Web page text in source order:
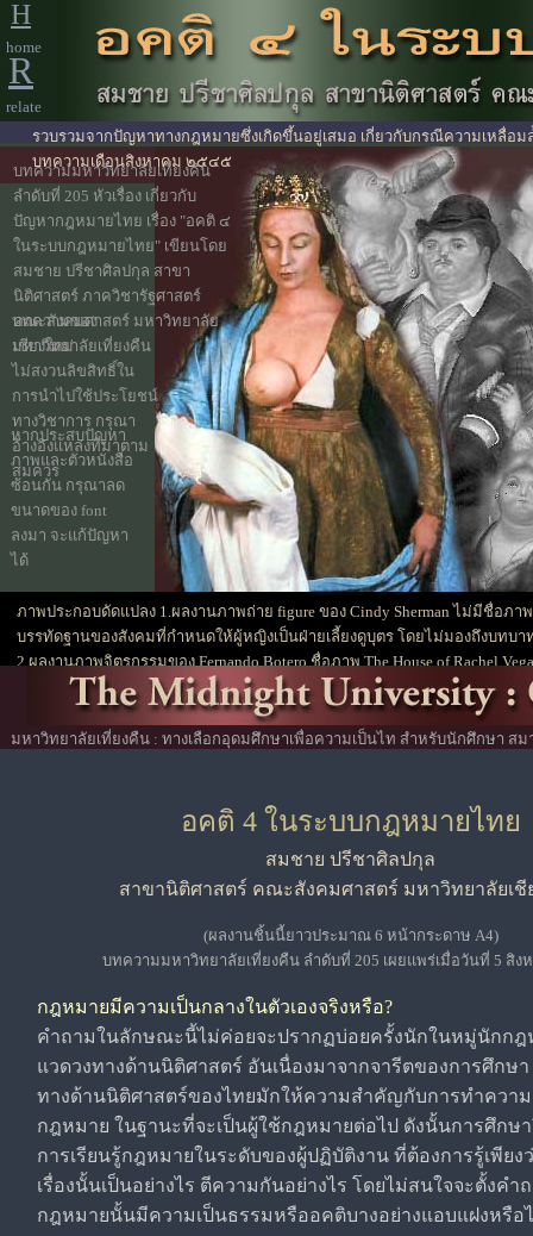
รวบรวมจากปัญหาทางกฎหมายซึ่งเกิดขึ้นอยู่เสมอ เกี่ยวกับกรณีความเหลื่
บทความเดือนสิงหาคม ๒๕๔๕
H
home
R
relate
บทความมหาวิทยาลัยเที่ยงคืน
ลำดับที่ 205 หัวเรื่อง เกี่ยวกับ
ปัญหากฎหมายไทย เรื่อง "อคติ ๔
ในระบบกฎหมายไทย" เขียนโดย
สมชาย ปรีชาศิลปกุล สาขา
นิติศาสตร์ ภาควิชารัฐศาสตร์
คณะสังคมศาสตร์ มหาวิทยาลัย
เชียงใหม่
บทความของ
มหาวิทยาลัยเที่ยงคืน
ไม่สงวนลิขสิทธิ์ใน
การนำไปใช้ประโยชน์
ทางวิชาการ กรุณา
อ้างอิงแหล่งที่มาตาม
สมควร
หากประสบปัญหา
ภาพและตัวหนังสือ
ซ้อนกัน กรุณาลด
ขนาดของ font
ลงมา จะแก้ปัญหา
ได้
ภาพประกอบดัดแปลง 1.ผลงานภาพถ่าย figure ของ Cindy Sherman ไม่มีชื่อภา
บรรทัดฐานของสังคมที่กำหนดให้ผู้หญิงเป็นฝ่ายเลี้ยงดูบุตร โดยไม่มองถึงบทบ
2.ผลงานภาพจิตรกรรมของ Fernando Botero ชื่อภาพ The House of Rachel
ภาพนี้ตัดมาแสดงเพียงบางส่วนจากต้นฉบับ-ห้องสมุดวิจิตรศิลป์ มช.)
มหาวิทยาลัยเที่ยงคืน : ทางเลือกอุดมศึกษาเพื่อความเป็นไท สำหรับนักศึกษา ส
อคติ 4 ในระบบกฎหมายไทย
สมชาย ปรีชาศิลปกุล
สาขานิติศาสตร์ คณะสังคมศาสตร์ มหาวิทยาลัยเชี
(ผลงานชิ้นนี้ยาวประมาณ 6 หน้ากระดาษ A4)
บทความมหาวิทยาลัยเที่ยงคืน ลำดับที่ 205 เผยแพร่เมื่อวันที่ 5 สิง
กฎหมายมีความเป็นกลางในตัวเองจริงหรือ?
คำถามในลักษณะนี้ไม่ค่อยจะปรากฏบ่อยครั้งนักในหมู่นักกฎ
แวดวงทางด้านนิติศาสตร์ อันเนื่องมาจากจารีตของการศึกษ
ทางด้านนิติศาสตร์ของไทยมักให้ความสำคัญกับการทำความ
กฎหมาย ในฐานะที่จะเป็นผู้ใช้กฎหมายต่อไป ดังนั้นการศึกษา
การเรียนรู้กฎหมายในระดับของผู้ปฏิบัติงาน ที่ต้องการรู้เพีย
เรื่องนั้นเป็นอย่างไร ตีความกันอย่างไร โดยไม่สนใจจะตั้งคำ
กฎหมายนั้นมีความเป็นธรรมหรืออคติบางอย่างแอบแฝงหรือ